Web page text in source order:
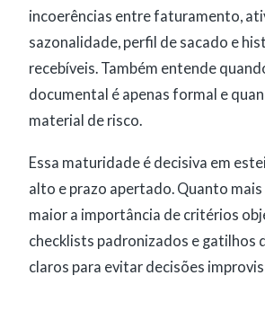
incoerências entre faturamento,
sazonalidade, perfil de sacado e
recebíveis. Também entende
documental é apenas formal e
material de risco.
Essa maturidade é decisiva em
alto e prazo apertado. Quanto
maior a importância de critérios
checklists padronizados e gatilhos
claros para evitar decisões